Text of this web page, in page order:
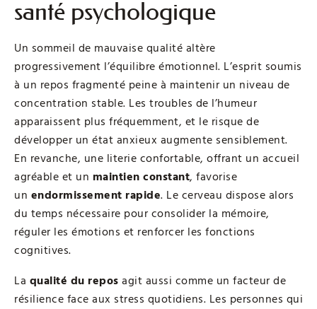
santé psychologique
Un sommeil de mauvaise qualité altère
progressivement l’équilibre émotionnel. L’esprit soumis
à un repos fragmenté peine à maintenir un niveau de
concentration stable. Les troubles de l’humeur
apparaissent plus fréquemment, et le risque de
développer un état anxieux augmente sensiblement.
En revanche, une literie confortable, offrant un accueil
agréable et un maintien constant, favorise
un endormissement rapide. Le cerveau dispose alors
du temps nécessaire pour consolider la mémoire,
réguler les émotions et renforcer les fonctions
cognitives.
La qualité du repos agit aussi comme un facteur de
résilience face aux stress quotidiens. Les personnes qui